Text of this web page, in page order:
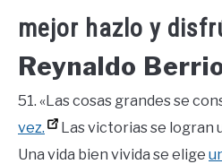
mejor hazlo y
Reynaldo
51. «Las cosas grandes se
vez.
Las victorias se logran
Una vida bien vivida se elige